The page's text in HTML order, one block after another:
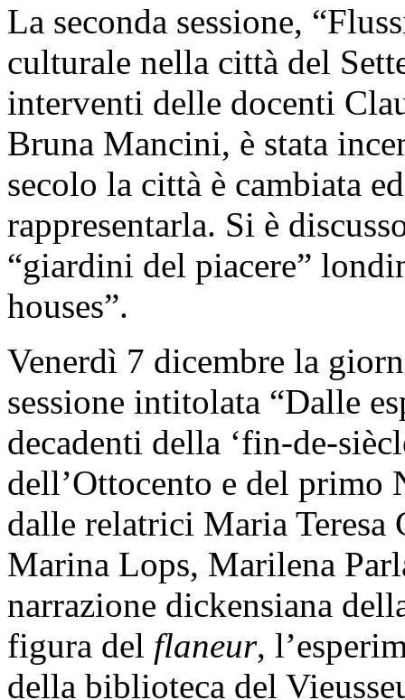
La seconda sessione,
culturale nella città del
interventi delle docenti
Bruna Mancini, è stata
secolo la città è cambiata
rappresentarla. Si è
“giardini del piacere”
houses”.
Venerdì 7 dicembre la
sessione intitolata “Dalle
decadenti della ‘fin-de-
dell’Ottocento e del primo
dalle relatrici Maria Teresa
Marina Lops, Marilena
narrazione dickensiana
figura del flaneur,
della biblioteca del